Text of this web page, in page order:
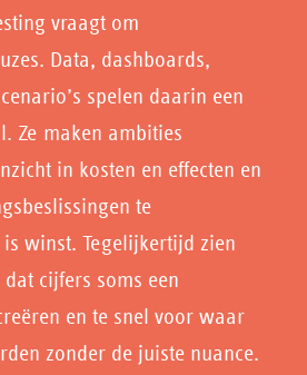
vraagt om
Data, dashboards,
spelen daarin een
Ze maken ambities
in kosten en effecten en
te
winst. Tegelijkertijd zien
cijfers soms een
en te snel voor waar
zonder de juiste nuance.